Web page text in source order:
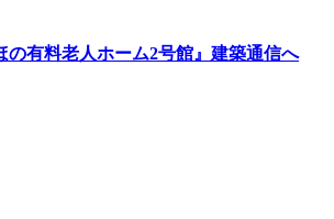
有料老人ホーム2号館』建築通信へ